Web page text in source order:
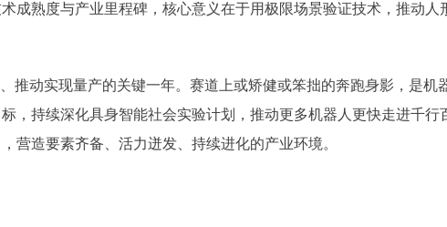
熟度与产业里程碑，核心意义在于用极限场景验证技术，推动人
动实现量产的关键一年。赛道上或矫健或笨拙的奔跑身影，是机
，持续深化具身智能社会实验计划，推动更多机器人更快走进千行
营造要素齐备、活力迸发、持续进化的产业环境。